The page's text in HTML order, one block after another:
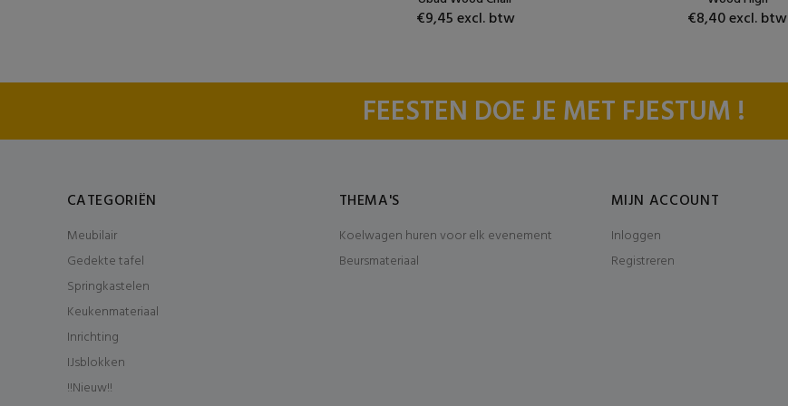
€9,45 excl. btw €8,40 excl. btw
FEESTEN DOE JE MET FJESTUM !
CATEGORIËN
Meubilair
Gedekte tafel
Springkastelen
Keukenmateriaal
Inrichting
IJsblokken
!!Nieuw!!
THEMA'S
Koelwagen huren voor elk evenement
Beursmateriaal
MIJN ACCOUNT
Inloggen
Registreren